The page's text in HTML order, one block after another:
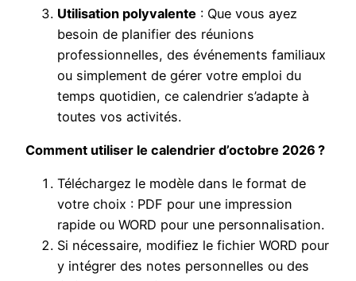
Utilisation polyvalente : Que vous ayez
besoin de planifier des réunions
professionnelles, des événements familiaux
ou simplement de gérer votre emploi du
temps quotidien, ce calendrier s’adapte à
toutes vos activités.
Comment utiliser le calendrier d’octobre 2026 ?
Téléchargez le modèle dans le format de
votre choix : PDF pour une impression
rapide ou WORD pour une personnalisation.
Si nécessaire, modifiez le fichier WORD pour
y intégrer des notes personnelles ou des